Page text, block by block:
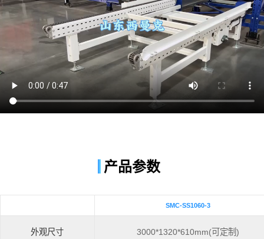
产品参数
SMC-SS1060-3
外观尺寸 3000*1320*610mm(可定制)